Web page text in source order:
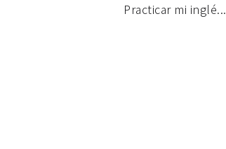
Practicar mi inglé...